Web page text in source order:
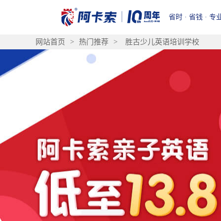
省时 · 省钱 · 专
网站首页 > 热门推荐 > 胜古少儿英语培训学校